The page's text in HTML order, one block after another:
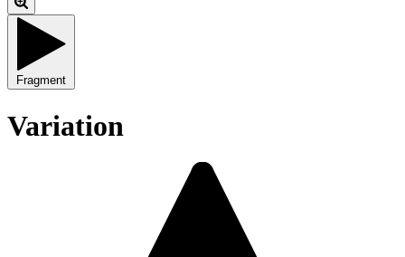
Fragment
Variation